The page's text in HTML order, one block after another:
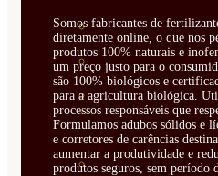
ÁCIDOS
MATERIAS
PLANTAS
PLANTAS
Somos fabricantes de
diretamente online, o que nos
produtos 100% naturais e
um preço justo para o
são 100% biológicos e
para a agricultura biológica.
processos responsáveis que
Formulamos adubos sólidos e
e corretores de carências
aumentar a produtividade e
produtos seguros, sem período